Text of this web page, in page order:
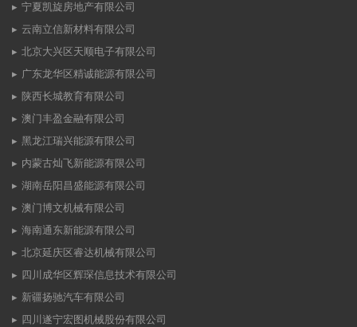
宁夏凯旋房地产有限公司
云南立信新材料有限公司
北京大兴区天顺电子有限公司
广东龙华区精诚能源有限公司
陕西长城教育有限公司
澳门丰盈金融有限公司
黑龙江瑞兴能源有限公司
内蒙古灿飞新能源有限公司
湖南岳阳昌盛能源有限公司
澳门博文机械有限公司
海南通东新能源有限公司
北京延庆区睿达机械有限公司
四川成华区辉琛信息技术有限公司
新疆扬驰汽车有限公司
四川遂宁宏图机械股份有限公司